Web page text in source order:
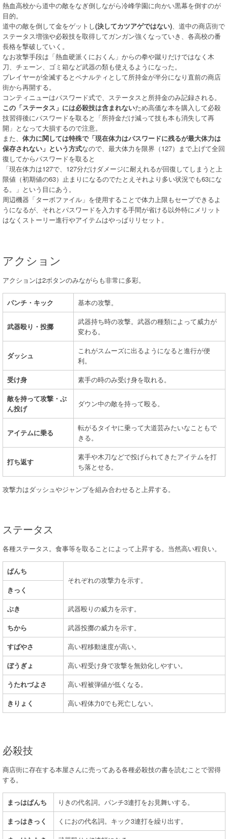
熱血高校から道中の敵をなぎ倒しながら冷峰学園に向かい黒幕を倒すのが
目的。
道中の敵を倒して金をゲットし(決してカツアゲではない)、道中の商店街で
ステータス増強や必殺技を取得してガンガン強くなっていき、各高校の番
長格を撃破していく。
なお攻撃手段は「熱血硬派くにおくん」からの拳や蹴りだけではなく木
刀、チェーン、ゴミ箱など武器の類も使えるようになった。
プレイヤーが全滅するとペナルティとして所持金が半分になり直前の商店
街から再開する。
コンティニューはパスワード式で、ステータスと所持金のみ記録される。
この「ステータス」には必殺技は含まれないため高価な本を購入して必殺
技習得後にパスワードを取ると「所持金だけ減って技も本も消失して再
開」となって大損するので注意。
また、 体力に関しては特殊で「現在体力はパスワードに残るが最大体力は
保存されない」という方式なので、最大体力を限界（127）まで上げて全回
復してからパスワードを取ると
「現在体力は127で、127分だけダメージに耐えれるが回復してしまうと上
限値（初期値の63）止まりになるのでたとえそれより多い状況でも63にな
る。」という目にあう。
周辺機器「ターボファイル」を使用することで体力上限もセーブできるよ
うになるが、それとパスワードを入力する手間が省ける以外特にメリット
はなくストーリー進行やアイテムはやっぱりリセット。
アクション
アクションは2ボタンのみながらも非常に多彩。
パンチ・キック 基本の攻撃。
武器殴り・投擲
武器持ち時の攻撃。武器の種類によって威力が
変わる。
ダッシュ
これがスムーズに出るようになると進行が便
利。
受け身
素手の時のみ受け身を取れる。
敵を持って攻撃・ぶ
ん投げ
ダウン中の敵を持って殴る。
アイテムに乗る
転がるタイヤに乗って大道芸みたいなこともで
きる。
打ち返す
素手や木刀などで投げられてきたアイテムを打
ち落とせる。
攻撃力はダッシュやジャンプを組み合わせると上昇する。
ステータス
各種ステータス。食事等を取ることによって上昇する。当然高い程良い。
ぱんち
それぞれの攻撃力を示す。
きっく
ぶき
武器殴りの威力を示す。
ちから
武器投擲の威力を示す。
すばやさ
高い程移動速度が高い。
ぼうぎょ
高い程受け身で攻撃を無効化しやすい。
うたれづよさ
高い程被弾値が低くなる。
きりょく
高い程体力0でも死亡しない。
必殺技
商店街に存在する本屋さんに売ってある各種必殺技の書を読むことで習得
する。
まっはぱんち
りきの代名詞。パンチ3連打をお見舞いする。
まっはきっく
くにおの代名詞。キック3連打を繰り出す。